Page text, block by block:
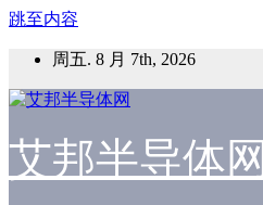
跳至内容
周五. 8 月 7th, 2026
艾邦半导体网